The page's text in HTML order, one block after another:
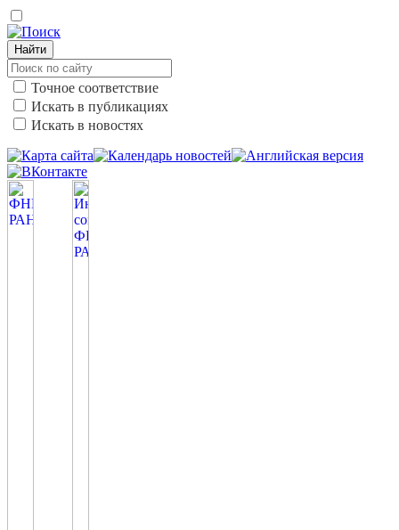
Найти
Точное соответствие
Искать в публикациях
Искать в новостях